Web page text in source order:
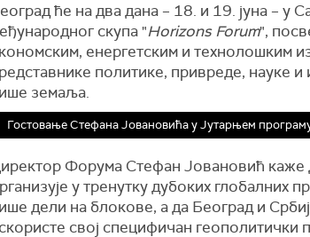
ће на два дана – 18. и 19. јуна – у
скупа "Horizons Forum",
енергетским и технолошким
политике, привреде, науке
земаља.
Гостовање Стефана Јовановића у Јутарњем
Форума Стефан Јовановић каже
у тренутку дубоких глобалних
дели на блокове, а да Београд и
свој специфичан геополитички